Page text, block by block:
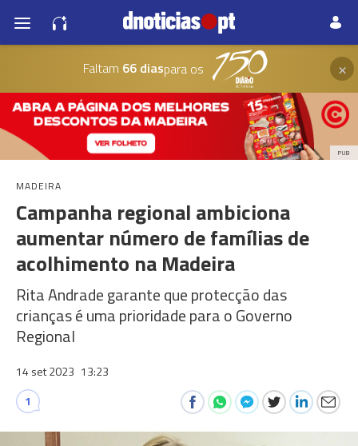
Faltam 66 diaspara os ×
PUB
MADEIRA
Campanha regional ambiciona
aumentar número de famílias de
acolhimento na Madeira
Rita Andrade garante que protecção das
crianças é uma prioridade para o Governo
Regional
14 set 2023 13:23
1